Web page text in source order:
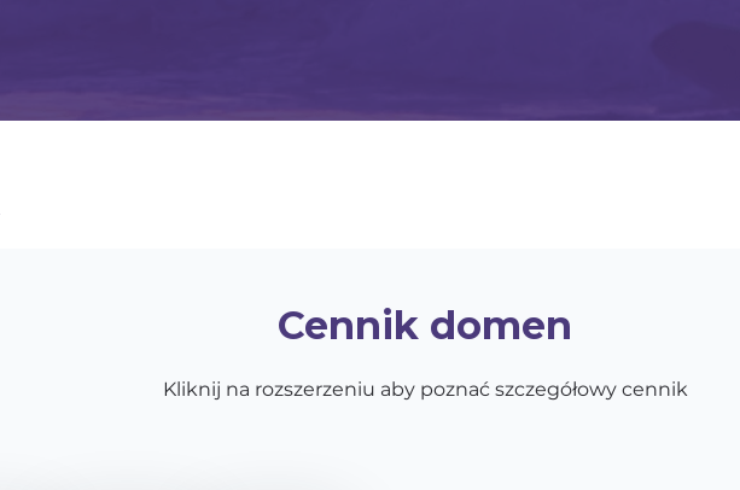
Cennik domen
Kliknij na rozszerzeniu aby poznać szczegółowy cennik